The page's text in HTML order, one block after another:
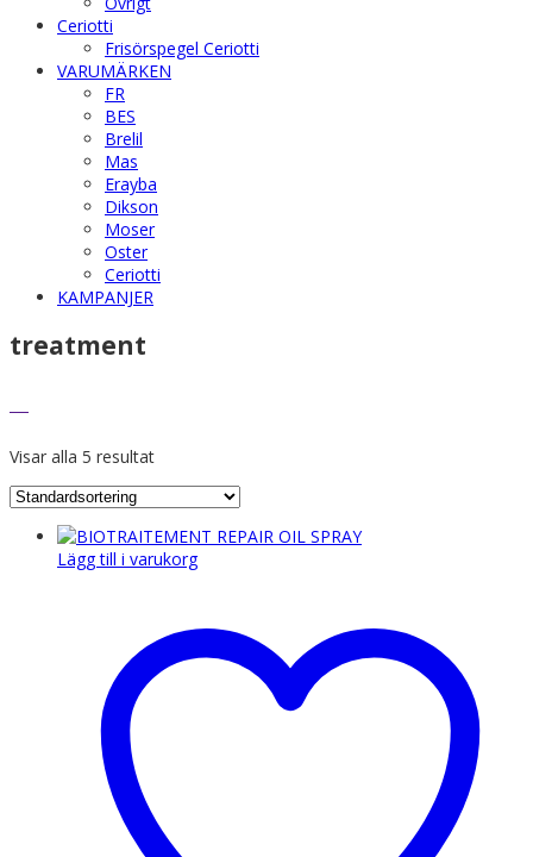
Ceriotti
Frisörspegel Ceriotti
VARUMÄRKEN
FR
BES
Brelil
Mas
Erayba
Dikson
Moser
Oster
Ceriotti
KAMPANJER
treatment
Visar alla 5 resultat
Lägg till i varukorg